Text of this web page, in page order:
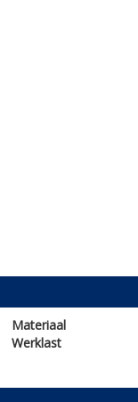
Materiaal
Werklast